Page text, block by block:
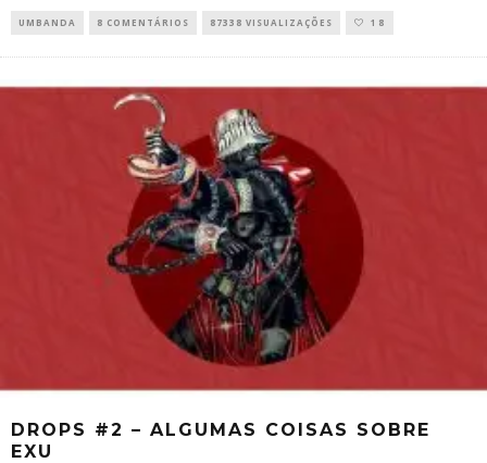
UMBANDA 8 COMENTÁRIOS 87338 VISUALIZAÇÕES 18
DROPS #2 – ALGUMAS COISAS SOBRE
EXU